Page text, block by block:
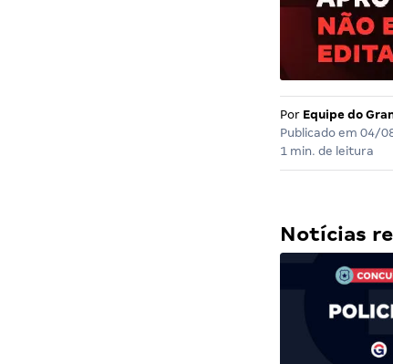
Por Equipe do
Publicado em 04/
1 min. de leitura
Notícias